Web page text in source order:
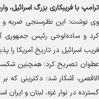
ترامپ با فریبکاری بزرگ اسرائیل،
وی نوشت: این نظرسنجی ضربه و
کرد و ساده‌لوحی رئیس جمهوری
فریب اسرائیل در تاریخ آمریکا را
عطوان تصریح کرد: همچنین شکست
الاقصی، آشکار شد؛ دکترینی
گسترده در نوار غزه، لبنان و ایران